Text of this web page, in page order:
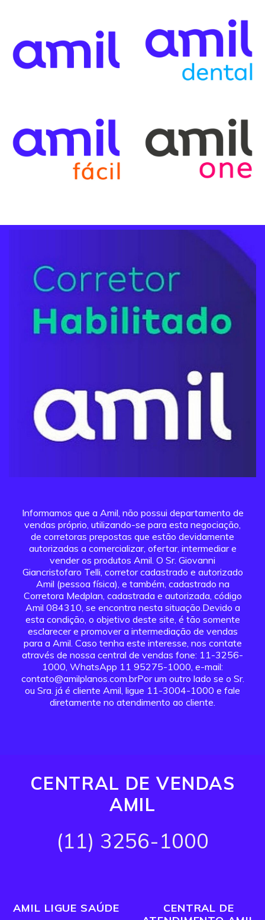
Informamos que a Amil, não possui departamento de
vendas próprio, utilizando-se para esta negociação,
de corretoras prepostas que estão devidamente
autorizadas a comercializar, ofertar, intermediar e
vender os produtos Amil. O Sr. Giovanni
Giancristofaro Telli, corretor cadastrado e autorizado
Amil (pessoa física), e também, cadastrado na
Corretora Medplan, cadastrada e autorizada, código
Amil 084310, se encontra nesta situação.Devido a
esta condição, o objetivo deste site, é tão somente
esclarecer e promover a intermediação de vendas
para a Amil. Caso tenha este interesse, nos contate
através de nossa central de vendas fone: 11-3256-
1000, WhatsApp 11 95275-1000, e-mail:
contato@amilplanos.com.brPor um outro lado se o Sr.
ou Sra. já é cliente Amil, ligue 11-3004-1000 e fale
diretamente no atendimento ao cliente.
CENTRAL DE VENDAS
AMIL
(11) 3256-1000
AMIL LIGUE SAÚDE
CENTRAL DE